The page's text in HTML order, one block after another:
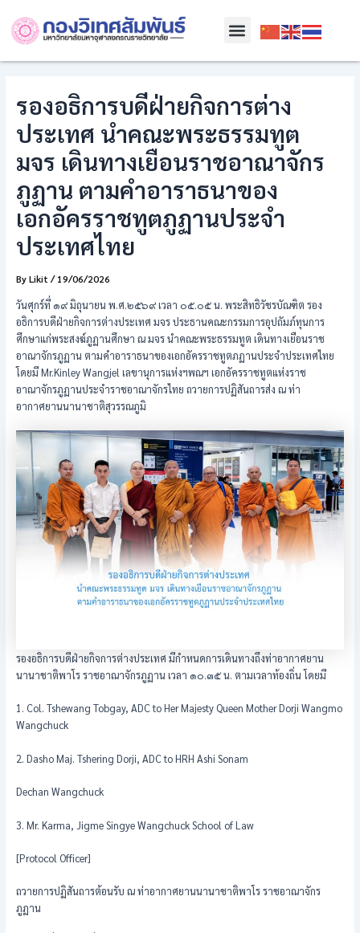
content
Menu
รองอธิการบดีฝ่ายกิจการต่าง
ประเทศ นำคณะพระธรรมทูต
มจร เดินทางเยือนราชอาณาจักร
ภูฏาน ตามคำอาราธนาของ
เอกอัครราชทูตภูฏานประจำ
ประเทศไทย
ByLikit/19/06/2026
วันศุกร์ที่ ๑๙ มิถุนายน พ.ศ.๒๕๖๙ เวลา ๐๕.๐๕ น. พระสิทธิวัชรบัณฑิต รอง
อธิการบดีฝ่ายกิจการต่างประเทศ มจร ประธานคณะกรรมการอุปถัมภ์ทุนการ
ศึกษาแก่พระสงฆ์ภูฏานศึกษา ณ มจร นำคณะพระธรรมทูต เดินทางเยือนราช
อาณาจักรภูฏาน ตามคำอาราธนาของเอกอัครราชทูตภฏานประจำประเทศไทย
โดยมี Mr.Kinley Wangjel เลขานุการแห่งฯพณฯ เอกอัครราชทูตแห่งราช
อาณาจักรภูฏานประจำราชอาณาจักรไทย ถวายการปฏิสันถารส่ง ณ ท่า
อากาศยานนานาชาติสุวรรณภูมิ
รองอธิการบดีฝ่ายกิจการต่างประเทศ มีกำหนดการเดินทางถึงท่าอากาศยาน
นานาชาติพาโร ราชอาณาจักรภูฏาน เวลา ๑๐.๓๕ น. ตามเวลาท้องถิ่น โดยมี
1. Col. Tshewang Tobgay, ADC to Her Majesty Queen Mother Dorji Wangmo
Wangchuck
2. Dasho Maj. Tshering Dorji, ADC to HRH Ashi Sonam
Dechan Wangchuck
3. Mr. Karma, Jigme Singye Wangchuck School of Law
[Protocol Officer]
ถวายการปฏิสันถารต้อนรับ ณ ท่าอากาศยานนานาชาติพาโร ราชอาณาจักร
ภูฏาน
navigation